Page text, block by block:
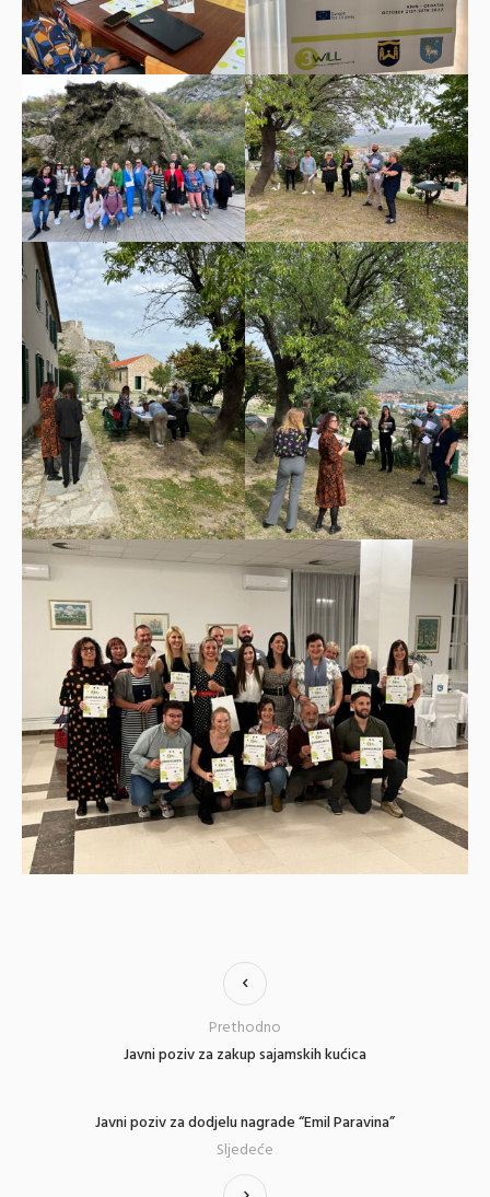
Javni poziv za zakup sajamskih kućica
Prethodno
Javni poziv za dodjelu nagrade “Emil Paravina”
Sljedeće